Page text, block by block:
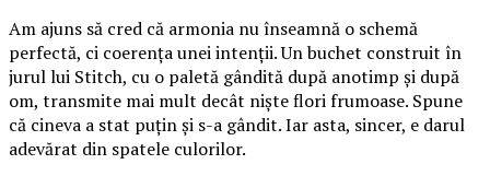
Am ajuns să cred că armonia nu înseamnă o schemă
perfectă, ci coerența unei intenții. Un buchet construit în
jurul lui Stitch, cu o paletă gândită după anotimp și după
om, transmite mai mult decât niște flori frumoase. Spune
că cineva a stat puțin și s-a gândit. Iar asta, sincer, e darul
adevărat din spatele culorilor.